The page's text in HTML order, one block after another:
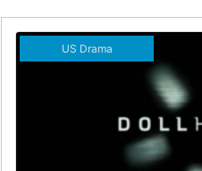
US Drama